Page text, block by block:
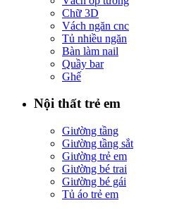
Chữ 3D
Vách ngăn cnc
Tủ nhiều ngăn
Bàn làm nail
Quầy bar
Ghế
Nội thất trẻ em
Giường tầng
Giường tầng sắt
Giường trẻ em
Giường bé trai
Giường bé gái
Tủ áo trẻ em